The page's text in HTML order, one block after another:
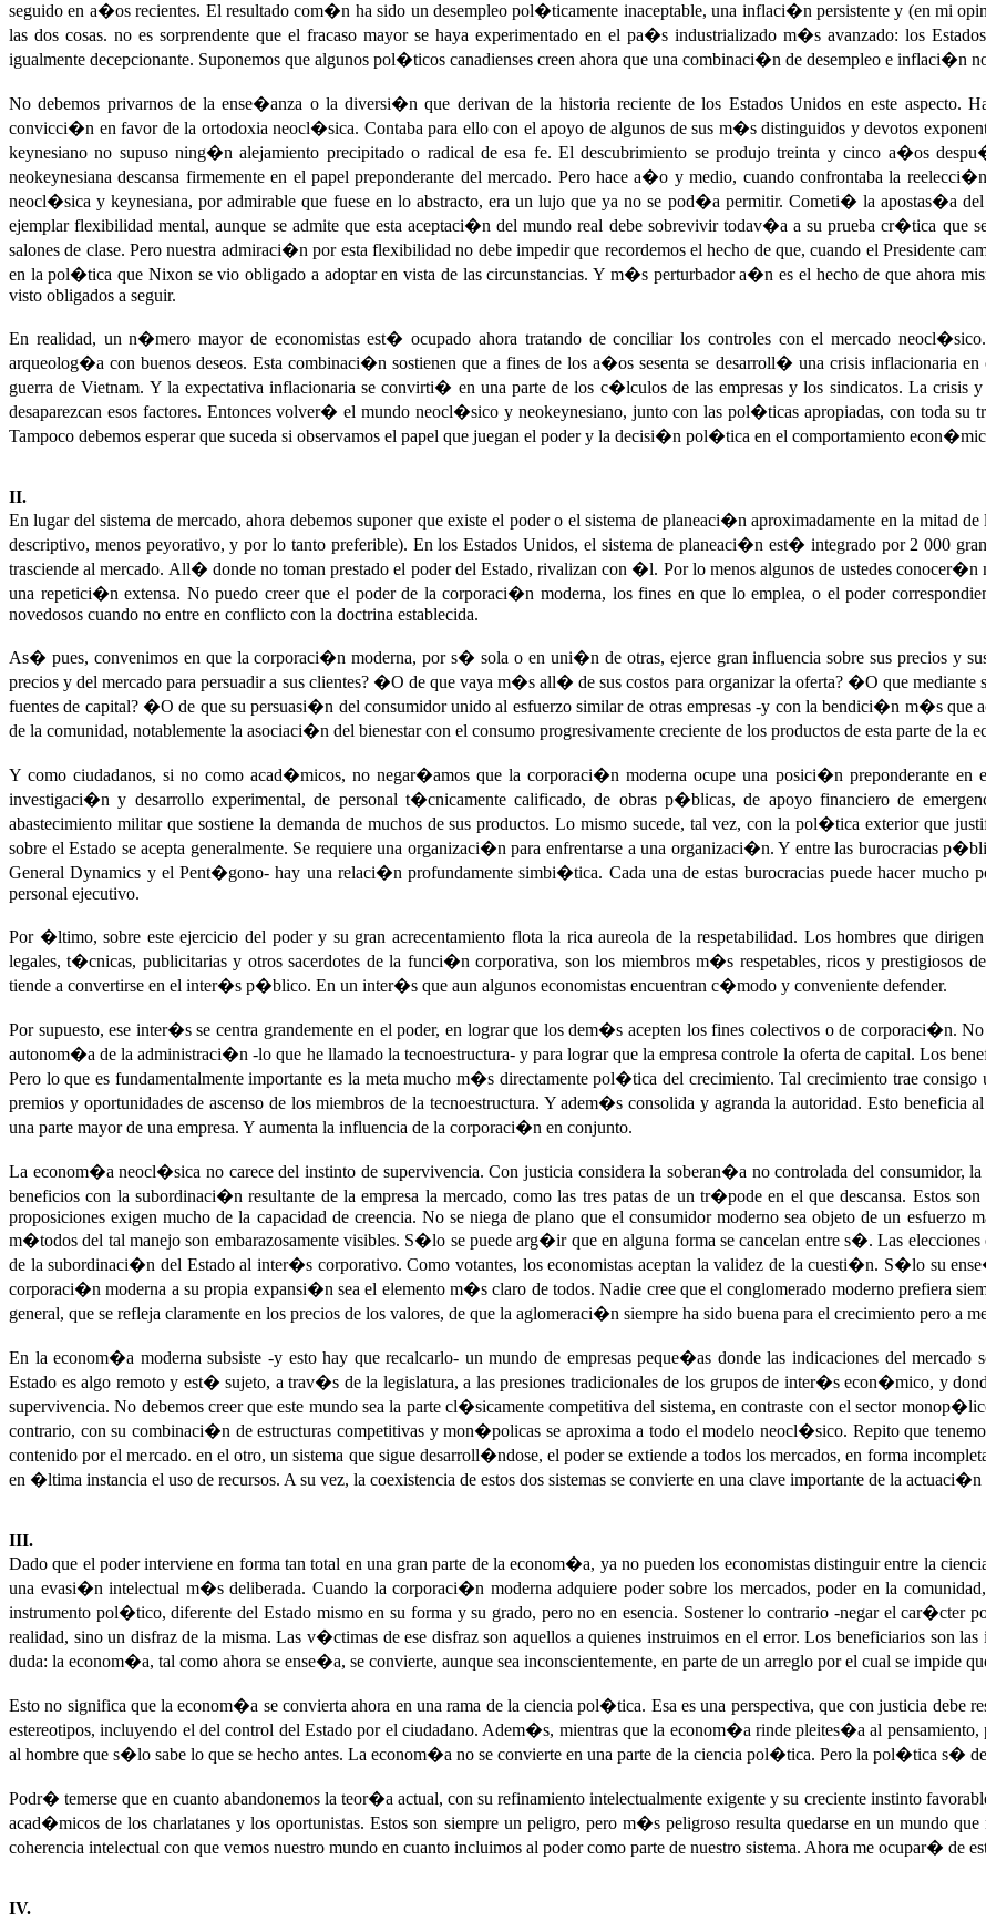
seguido en a�os recientes. El resultado com�n ha sido un desempleo pol�ticamente inaceptable, una inflaci�n persistente y (en mi
las dos cosas. no es sorprendente que el fracaso mayor se haya experimentado en el pa�s industrializado m�s avanzado: los
igualmente decepcionante. Suponemos que algunos pol�ticos canadienses creen ahora que una combinaci�n de desempleo e inflaci�n
No debemos privarnos de la ense�anza o la diversi�n que derivan de la historia reciente de los Estados Unidos en este
convicci�n en favor de la ortodoxia neocl�sica. Contaba para ello con el apoyo de algunos de sus m�s distinguidos y devotos
keynesiano no supuso ning�n alejamiento precipitado o radical de esa fe. El descubrimiento se produjo treinta y cinco a�os
neokeynesiana descansa firmemente en el papel preponderante del mercado. Pero hace a�o y medio, cuando confrontaba la
neocl�sica y keynesiana, por admirable que fuese en lo abstracto, era un lujo que ya no se pod�a permitir. Cometi� la apostas�a
ejemplar flexibilidad mental, aunque se admite que esta aceptaci�n del mundo real debe sobrevivir todav�a a su prueba cr�tica que
salones de clase. Pero nuestra admiraci�n por esta flexibilidad no debe impedir que recordemos el hecho de que, cuando el Presidente
en la pol�tica que Nixon se vio obligado a adoptar en vista de las circunstancias. Y m�s perturbador a�n es el hecho de que ahora
visto obligados a seguir.
En realidad, un n�mero mayor de economistas est� ocupado ahora tratando de conciliar los controles con el mercado
arqueolog�a con buenos deseos. Esta combinaci�n sostienen que a fines de los a�os sesenta se desarroll� una crisis inflacionaria
guerra de Vietnam. Y la expectativa inflacionaria se convirti� en una parte de los c�lculos de las empresas y los sindicatos. La crisis
desaparezcan esos factores. Entonces volver� el mundo neocl�sico y neokeynesiano, junto con las pol�ticas apropiadas, con toda su
Tampoco debemos esperar que suceda si observamos el papel que juegan el poder y la decisi�n pol�tica en el comportamiento
II.
En lugar del sistema de mercado, ahora debemos suponer que existe el poder o el sistema de planeaci�n aproximadamente en la
descriptivo, menos peyorativo, y por lo tanto preferible). En los Estados Unidos, el sistema de planeaci�n est� integrado por 2 000
trasciende al mercado. All� donde no toman prestado el poder del Estado, rivalizan con �l. Por lo menos algunos de ustedes
una repetici�n extensa. No puedo creer que el poder de la corporaci�n moderna, los fines en que lo emplea, o el poder
novedosos cuando no entre en conflicto con la doctrina establecida.
As� pues, convenimos en que la corporaci�n moderna, por s� sola o en uni�n de otras, ejerce gran influencia sobre sus precios y
precios y del mercado para persuadir a sus clientes? �O de que vaya m�s all� de sus costos para organizar la oferta? �O que mediante
fuentes de capital? �O de que su persuasi�n del consumidor unido al esfuerzo similar de otras empresas -y con la bendici�n m�s que
de la comunidad, notablemente la asociaci�n del bienestar con el consumo progresivamente creciente de los productos de esta parte de la
Y como ciudadanos, si no como acad�micos, no negar�amos que la corporaci�n moderna ocupe una posici�n preponderante
investigaci�n y desarrollo experimental, de personal t�cnicamente calificado, de obras p�blicas, de apoyo financiero de
abastecimiento militar que sostiene la demanda de muchos de sus productos. Lo mismo sucede, tal vez, con la pol�tica exterior que
sobre el Estado se acepta generalmente. Se requiere una organizaci�n para enfrentarse a una organizaci�n. Y entre las burocracias
General Dynamics y el Pent�gono- hay una relaci�n profundamente simbi�tica. Cada una de estas burocracias puede hacer mucho
personal ejecutivo.
Por �ltimo, sobre este ejercicio del poder y su gran acrecentamiento flota la rica aureola de la respetabilidad. Los hombres que
legales, t�cnicas, publicitarias y otros sacerdotes de la funci�n corporativa, son los miembros m�s respetables, ricos y prestigiosos
tiende a convertirse en el inter�s p�blico. En un inter�s que aun algunos economistas encuentran c�modo y conveniente defender.
Por supuesto, ese inter�s se centra grandemente en el poder, en lograr que los dem�s acepten los fines colectivos o de corporaci�n.
autonom�a de la administraci�n -lo que he llamado la tecnoestructura- y para lograr que la empresa controle la oferta de capital. Los
Pero lo que es fundamentalmente importante es la meta mucho m�s directamente pol�tica del crecimiento. Tal crecimiento trae
premios y oportunidades de ascenso de los miembros de la tecnoestructura. Y adem�s consolida y agranda la autoridad. Esto
una parte mayor de una empresa. Y aumenta la influencia de la corporaci�n en conjunto.
La econom�a neocl�sica no carece del instinto de supervivencia. Con justicia considera la soberan�a no controlada del
beneficios con la subordinaci�n resultante de la empresa la mercado, como las tres patas de un tr�pode en el que descansa. Estos
proposiciones exigen mucho de la capacidad de creencia. No se niega de plano que el consumidor moderno sea objeto de un esfuerzo
m�todos del tal manejo son embarazosamente visibles. S�lo se puede arg�ir que en alguna forma se cancelan entre s�. Las
de la subordinaci�n del Estado al inter�s corporativo. Como votantes, los economistas aceptan la validez de la cuesti�n. S�lo su
corporaci�n moderna a su propia expansi�n sea el elemento m�s claro de todos. Nadie cree que el conglomerado moderno prefiera
general, que se refleja claramente en los precios de los valores, de que la aglomeraci�n siempre ha sido buena para el crecimiento pero a
En la econom�a moderna subsiste -y esto hay que recalcarlo- un mundo de empresas peque�as donde las indicaciones del
Estado es algo remoto y est� sujeto, a trav�s de la legislatura, a las presiones tradicionales de los grupos de inter�s econ�mico, y
supervivencia. No debemos creer que este mundo sea la parte cl�sicamente competitiva del sistema, en contraste con el sector
contrario, con su combinaci�n de estructuras competitivas y mon�policas se aproxima a todo el modelo neocl�sico. Repito que
contenido por el mercado. en el otro, un sistema que sigue desarroll�ndose, el poder se extiende a todos los mercados, en forma
en �ltima instancia el uso de recursos. A su vez, la coexistencia de estos dos sistemas se convierte en una clave importante de la
III.
Dado que el poder interviene en forma tan total en una gran parte de la econom�a, ya no pueden los economistas distinguir entre la
una evasi�n intelectual m�s deliberada. Cuando la corporaci�n moderna adquiere poder sobre los mercados, poder en la
instrumento pol�tico, diferente del Estado mismo en su forma y su grado, pero no en esencia. Sostener lo contrario -negar el
realidad, sino un disfraz de la misma. Las v�ctimas de ese disfraz son aquellos a quienes instruimos en el error. Los beneficiarios son
duda: la econom�a, tal como ahora se ense�a, se convierte, aunque sea inconscientemente, en parte de un arreglo por el cual se impide
Esto no significa que la econom�a se convierta ahora en una rama de la ciencia pol�tica. Esa es una perspectiva, que con justicia
estereotipos, incluyendo el del control del Estado por el ciudadano. Adem�s, mientras que la econom�a rinde pleites�a al
al hombre que s�lo sabe lo que se hecho antes. La econom�a no se convierte en una parte de la ciencia pol�tica. Pero la pol�tica s�
Podr� temerse que en cuanto abandonemos la teor�a actual, con su refinamiento intelectualmente exigente y su creciente instinto
acad�micos de los charlatanes y los oportunistas. Estos son siempre un peligro, pero m�s peligroso resulta quedarse en un mundo
coherencia intelectual con que vemos nuestro mundo en cuanto incluimos al poder como parte de nuestro sistema. Ahora me ocupar� de
IV.